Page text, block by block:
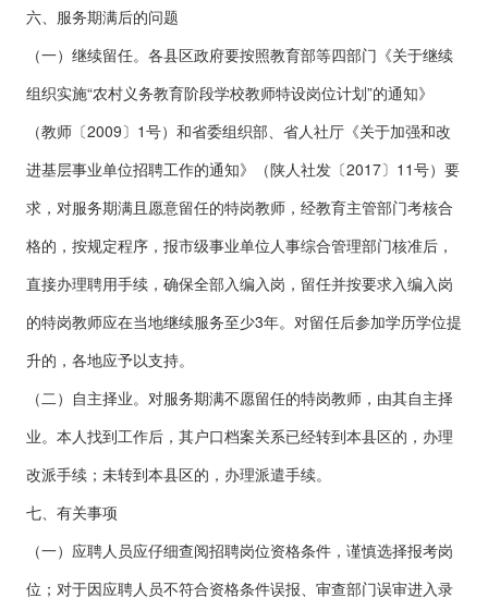
六、服务期满后的问题
（一）继续留任。各县区政府要按照教育部等四部门《关于继续
组织实施“农村义务教育阶段学校教师特设岗位计划”的通知》
（教师〔2009〕1号）和省委组织部、省人社厅《关于加强和改
进基层事业单位招聘工作的通知》（陕人社发〔2017〕11号）要
求，对服务期满且愿意留任的特岗教师，经教育主管部门考核合
格的，按规定程序，报市级事业单位人事综合管理部门核准后，
直接办理聘用手续，确保全部入编入岗，留任并按要求入编入岗
的特岗教师应在当地继续服务至少3年。对留任后参加学历学位提
升的，各地应予以支持。
（二）自主择业。对服务期满不愿留任的特岗教师，由其自主择
业。本人找到工作后，其户口档案关系已经转到本县区的，办理
改派手续；未转到本县区的，办理派遣手续。
七、有关事项
（一）应聘人员应仔细查阅招聘岗位资格条件，谨慎选择报考岗
位；对于因应聘人员不符合资格条件误报、审查部门误审进入录